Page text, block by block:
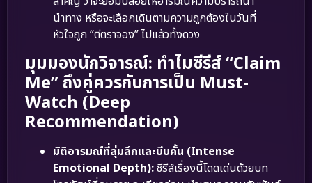
นำทาง หรือจะเลือกเดินตามความถูกต้องในวันที่
หัวใจถูก “ตีตราจอง” ไปแล้วทั้งดวง
มุมมองนักวิจารณ์: ทำไมซีรีส์ “Claim
Me” ถึงคู่ควรกับการเป็น Must-
Watch (Deep
Recommendation)
มิติอารมณ์ที่ลุ่มลึกและบีบคั้น (Intense
Emotional Depth):ซีรีส์เรื่องนี้โดดเด่นด้วยบท